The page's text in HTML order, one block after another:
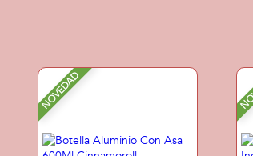
NOVEDAD